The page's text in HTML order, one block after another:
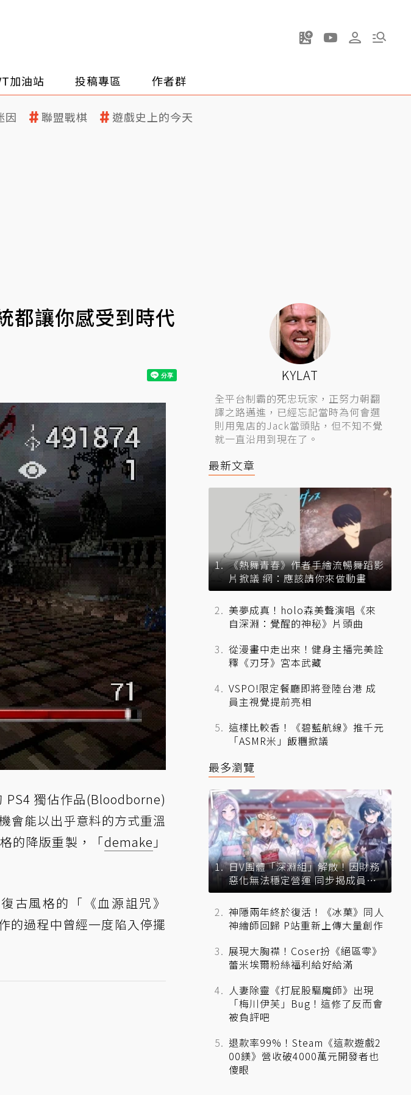
加油站 投稿專區 作者群
因 聯盟戰棋 遊戲史上的今天
都讓你感受到時代
獨佔作品(Bloodborne)
會能以出乎意料的方式重溫
的降版重製，「demake 」
古風格的「《血源詛咒》
的過程中曾經一度陷入停擺
KYLAT
全平台制霸的死忠玩家，正努力朝翻
譯之路邁進，已經忘記當時為何會選
則用鬼店的Jack當頭貼，但不知不覺
就一直沿用到現在了。
最新文章
《熱舞青春》作者手繪流暢舞蹈影
片掀議 網：應該請你來做動畫
美夢成真！holo森美聲演唱《來
自深淵：覺醒的神秘》片頭曲
從漫畫中走出來！健身主播完美詮
釋《刃牙》宮本武藏
VSPO!限定餐廳即將登陸台港 成
員主視覺提前亮相
這樣比較香！《碧藍航線》推千元
「ASMR米」飯糰掀議
最多瀏覽
日V團體「深淵組」解散！因財務
惡化無法穩定營運 同步揭成員未
來去向
神隱兩年終於復活！《冰菓》同人
神繪師回歸 P站重新上傳大量創作
展現大胸襟！Coser扮《絕區零》
蕾米埃爾粉絲福利給好給滿
人妻除靈《打屁股驅魔師》出現
「梅川伊芙」Bug！這修了反而會
被負評吧
退款率99%！Steam《這款遊戲2
00鎂》營收破4000萬元開發者也
傻眼